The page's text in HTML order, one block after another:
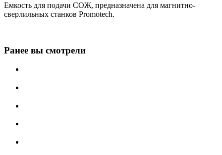
Емкость для подачи СОЖ, предназначена для магнитно-
сверлильных станков Promotech.
Ранее вы смотрели